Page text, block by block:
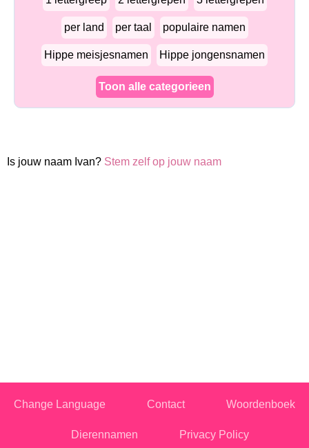
per land per taal populaire namen
Hippe meisjesnamen Hippe jongensnamen
Toon alle categorieen
Is jouw naam Ivan? Stem zelf op jouw naam
Change Language Contact Woordenboek
Dierennamen Privacy Policy